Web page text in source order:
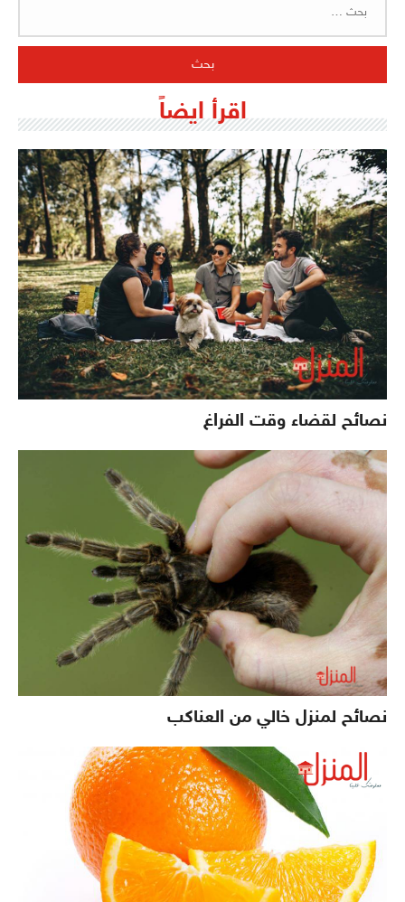
اقرأ ايضاً
نصائح لقضاء وقت الفراغ
نصائح لمنزل خالي من العناكب